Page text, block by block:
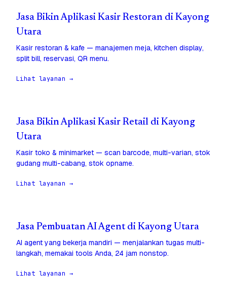
Jasa Bikin Aplikasi Kasir Restoran di Kayong
Utara
Kasir restoran & kafe — manajemen meja, kitchen display,
split bill, reservasi, QR menu.
Lihat layanan →
Jasa Bikin Aplikasi Kasir Retail di Kayong
Utara
Kasir toko & minimarket — scan barcode, multi-varian, stok
gudang multi-cabang, stok opname.
Lihat layanan →
Jasa Pembuatan AI Agent di Kayong Utara
AI agent yang bekerja mandiri — menjalankan tugas multi-
langkah, memakai tools Anda, 24 jam nonstop.
Lihat layanan →